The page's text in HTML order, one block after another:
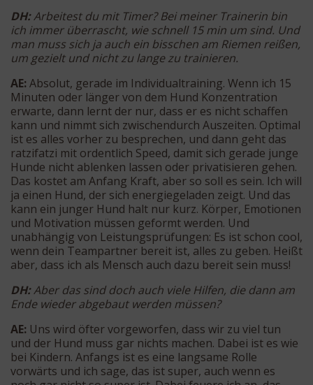
DH:Arbeitest du mit Timer? Bei meiner Trainerin bin
ich immer überrascht, wie schnell 15 min um sind. Und
man muss sich ja auch ein bisschen am Riemen reißen,
um gezielt und nicht zu lange zu trainieren.
AE:Absolut, gerade im Individualtraining. Wenn ich 15
Minuten oder länger von dem Hund Konzentration
erwarte, dann lernt der nur, dass er es nicht schaffen
kann und nimmt sich zwischendurch Auszeiten. Optimal
ist es alles vorher zu besprechen, und dann geht das
ratzifatzi mit ordentlich Speed, damit sich gerade junge
Hunde nicht ablenken lassen oder privatisieren gehen.
Das kostet am Anfang Kraft, aber so soll es sein. Ich will
ja einen Hund, der sich energiegeladen zeigt. Und das
kann ein junger Hund halt nur kurz. Körper, Emotionen
und Motivation müssen geformt werden. Und
unabhängig von Leistungsprüfungen: Es ist schon cool,
wenn dein Teampartner bereit ist, alles zu geben. Heißt
aber, dass ich als Mensch auch dazu bereit sein muss!
DH:Aber das sind doch auch viele Hilfen, die dann am
Ende wieder abgebaut werden müssen?
AE: Uns wird öfter vorgeworfen, dass wir zu viel tun
und der Hund muss gar nichts machen. Dabei ist es wie
bei Kindern. Anfangs ist es eine langsame Rolle
vorwärts und ich sage, das ist super, auch wenn es